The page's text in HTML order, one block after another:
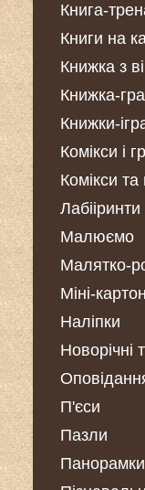
Книга-
Книги на
Книжка з
Книжка-гра
Книжки-
Комікси і
Комікси та
Лабііринти
Малюємо
Малятко-
Міні-
Наліпки
Новорічні
П'єси
Пазли
Панорамки